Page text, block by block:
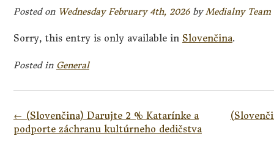
Posted on Wednesday February 4th, 2026byMedialny Team
Sorry, this entry is only available in Slovenčina.
Posted in General
Post
navigation
← (Slovenčina) Darujte 2 % Katarínke a
podporte záchranu kultúrneho dedičstva